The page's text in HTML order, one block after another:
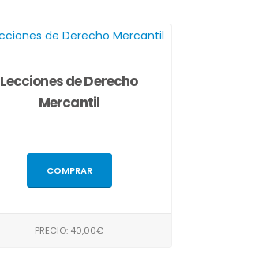
Lecciones de Derecho
Mercantil
COMPRAR
PRECIO: 40,00€